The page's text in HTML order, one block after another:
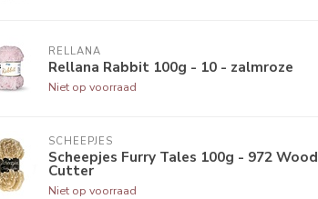
RELLANA
Rellana Rabbit 100g - 10 - zalmroze
Niet op voorraad
SCHEEPJES
Scheepjes Furry Tales 100g - 972 Wood
Cutter
Niet op voorraad